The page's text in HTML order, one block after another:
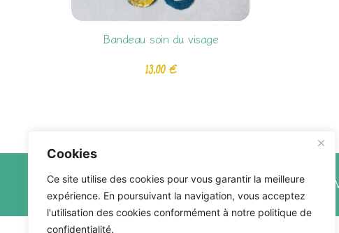
Cookies
Ce site utilise des cookies pour vous garantir la meilleure
expérience. En poursuivant la navigation, vous acceptez
l'utilisation des cookies conformément à notre politique de
confidentialité.
Bandeau soin du visage
13,00€